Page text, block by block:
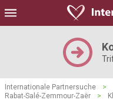
Internationale Partnersuche >
Rabat-Salé-Zemmour-Zaër
>